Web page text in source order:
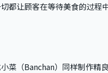
都让顾客在等待美食的过程
菜（Banchan）同样制作精